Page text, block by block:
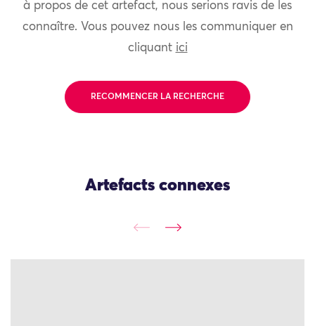
à propos de cet artefact, nous serions ravis de les
connaître. Vous pouvez nous les communiquer en
cliquant ici
RECOMMENCER LA RECHERCHE
Artefacts connexes